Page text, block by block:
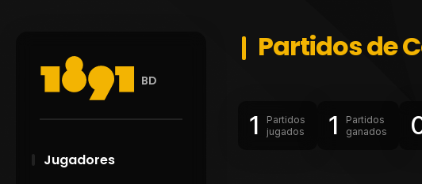
BD
Jugadores
Partidos de
1
Partidos
jugados
1
Partidos
ganados